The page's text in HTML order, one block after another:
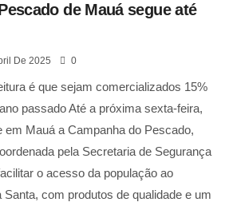
de Mauá segue até
De 2025 0
é que sejam comercializados 15%
passado Até a próxima sexta-feira,
em Mauá a Campanha do Pescado,
pela Secretaria de Segurança
o acesso da população ao
com produtos de qualidade e um